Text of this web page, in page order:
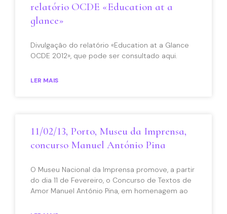
relatório OCDE «Education at a
glance»
Divulgação do relatório «Education at a Glance
OCDE 2012», que pode ser consultado aqui.
LER MAIS
11/02/13, Porto, Museu da Imprensa,
concurso Manuel António Pina
O Museu Nacional da Imprensa promove, a partir
do dia 11 de Fevereiro, o Concurso de Textos de
Amor Manuel António Pina, em homenagem ao